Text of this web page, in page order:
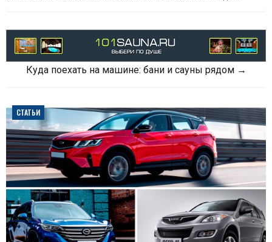
Куда поехать на машине: бани и сауны рядом →
СТАТЬИ